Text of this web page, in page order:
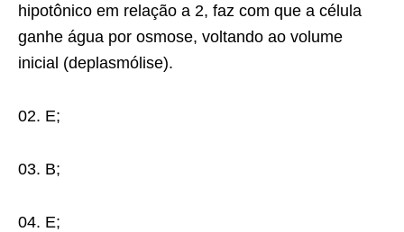
hipotônico em relação a 2, faz com que a célula
ganhe água por osmose, voltando ao volume
inicial (deplasmólise).
02. E;
03. B;
04. E;